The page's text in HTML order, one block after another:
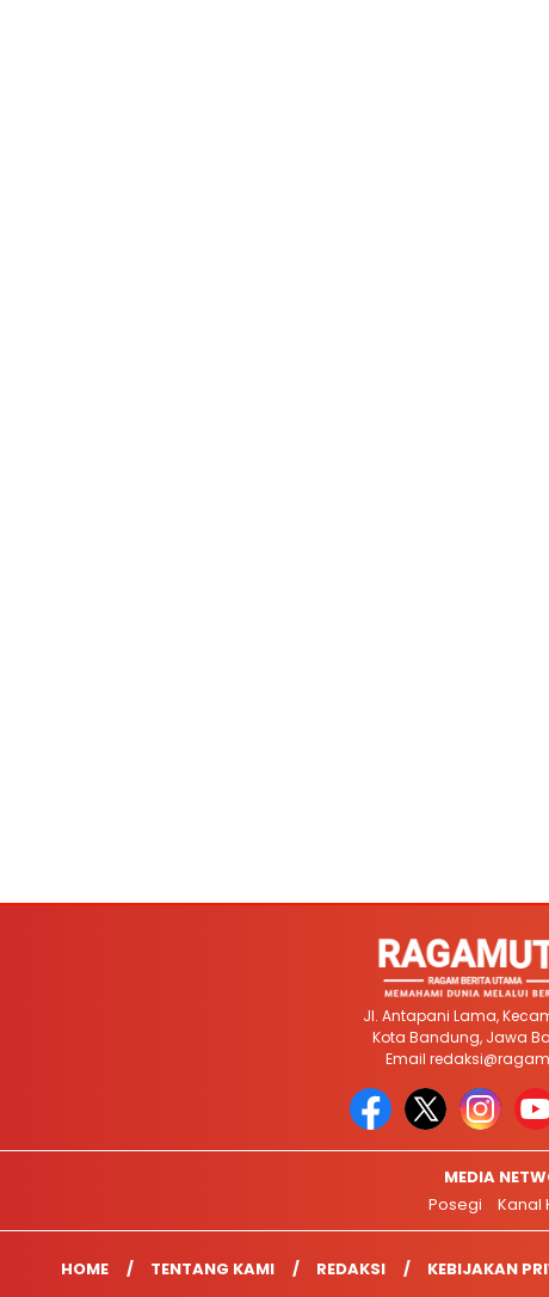
Jl. Antapani Lama,
Kota Bandung, Jawa
Email
MEDIA
Posegi
Kanal
HOME TENTANG KAMI REDAKSI KEBIJAKAN